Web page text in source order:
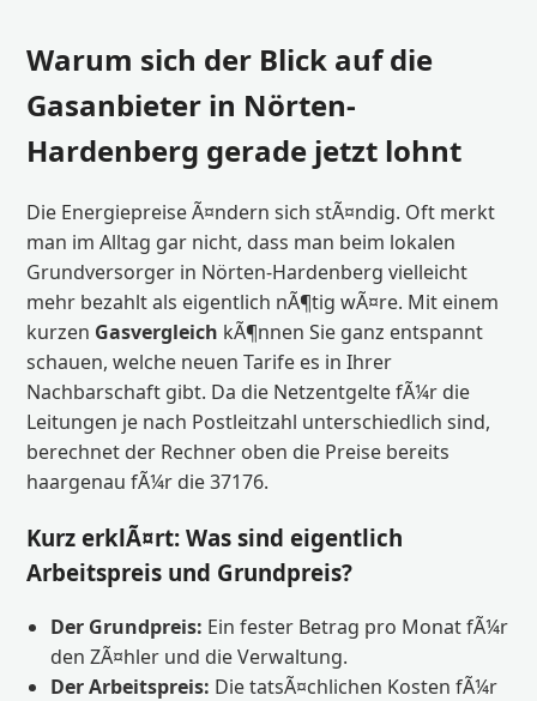
Warum sich der Blick auf die
Gasanbieter in Nörten-
Hardenberg gerade jetzt lohnt
Die Energiepreise Ã¤ndern sich stÃ¤ndig. Oft merkt
man im Alltag gar nicht, dass man beim lokalen
Grundversorger in Nörten-Hardenberg vielleicht
mehr bezahlt als eigentlich nÃ¶tig wÃ¤re. Mit einem
kurzen Gasvergleich kÃ¶nnen Sie ganz entspannt
schauen, welche neuen Tarife es in Ihrer
Nachbarschaft gibt. Da die Netzentgelte fÃ¼r die
Leitungen je nach Postleitzahl unterschiedlich sind,
berechnet der Rechner oben die Preise bereits
haargenau fÃ¼r die 37176.
Kurz erklÃ¤rt: Was sind eigentlich
Arbeitspreis und Grundpreis?
Der Grundpreis: Ein fester Betrag pro Monat fÃ¼r
den ZÃ¤hler und die Verwaltung.
Der Arbeitspreis: Die tatsÃ¤chlichen Kosten fÃ¼r